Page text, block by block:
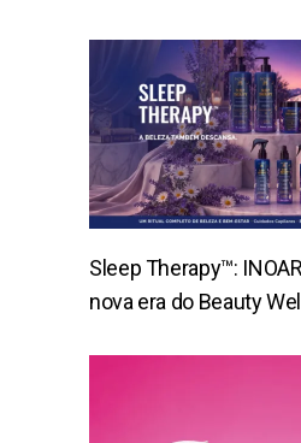
Sleep Therapy™:
nova era do Beauty